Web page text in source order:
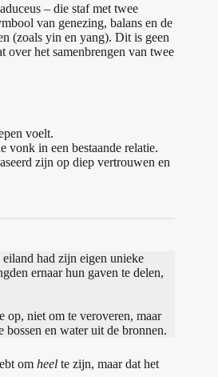
– die staf met twee
van genezing, balans en de
(zoals yin en yang). Dit is geen
over het samenbrengen van twee
voelt.
vonk in een bestaande relatie.
zijn op diep vertrouwen en
had zijn eigen unieke
ernaar hun gaven te delen,
op, niet om te veroveren, maar
bossen en water uit de bronnen.
om heel te zijn, maar dat het